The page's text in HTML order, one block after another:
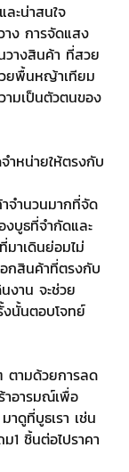
ะน่าสนใจ
ง การจัดแสง
วางสินค้า ที่สวย
ยพื้นหญ้าเทียม
ามเป็นตัวตนของ
ำหน่ายให้ตรงกับ
จำนวนมากที่จัด
บูธที่จำกัดและ
าเดินย่อมไม่
กสินค้าที่ตรงกับ
งาน จะช่วย
งนั้นตอบโจทย์
ตามด้วยการลด
าอารมณ์เพื่อ
าดูที่บูธเรา เช่น
1 ชิ้นต่อไปราคา